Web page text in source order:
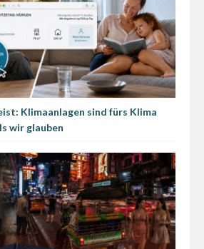
Klimaanlagen sind fürs Klima
wir glauben